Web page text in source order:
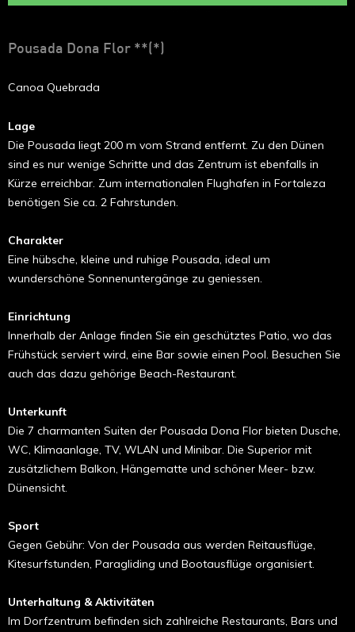
Pousada Dona Flor **(*)
Canoa Quebrada
Lage
Die Pousada liegt 200 m vom Strand entfernt. Zu den Dünen
sind es nur wenige Schritte und das Zentrum ist ebenfalls in
Kürze erreichbar. Zum internationalen Flughafen in Fortaleza
benötigen Sie ca. 2 Fahrstunden.
Charakter
Eine hübsche, kleine und ruhige Pousada, ideal um
wunderschöne Sonnenuntergänge zu geniessen.
Einrichtung
Innerhalb der Anlage finden Sie ein geschütztes Patio, wo das
Frühstück serviert wird, eine Bar sowie einen Pool. Besuchen Sie
auch das dazu gehörige Beach-Restaurant.
Unterkunft
Die 7 charmanten Suiten der Pousada Dona Flor bieten Dusche,
WC, Klimaanlage, TV, WLAN und Minibar. Die Superior mit
zusätzlichem Balkon, Hängematte und schöner Meer- bzw.
Dünensicht.
Sport
Gegen Gebühr: Von der Pousada aus werden Reitausflüge,
Kitesurfstunden, Paragliding und Bootausflüge organisiert.
Unterhaltung & Aktivitäten
Im Dorfzentrum befinden sich zahlreiche Restaurants, Bars und